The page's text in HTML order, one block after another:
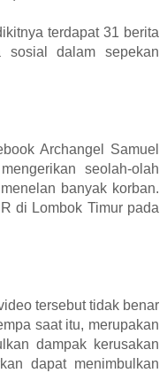
terdapat 31 berita
sosial dalam sepekan
Archangel Samuel
seolah-olah
banyak korban.
di Lombok Timur pada
tersebut tidak benar
saat itu, merupakan
dampak kerusakan
dapat menimbulkan